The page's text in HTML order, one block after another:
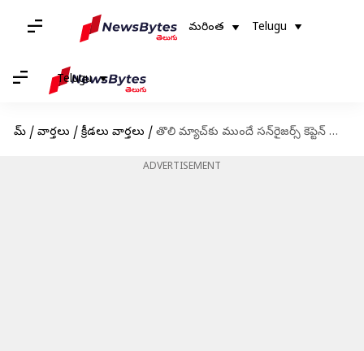
మరింత Telugu
Telugu
హోమ్ / వార్తలు / క్రీడలు వార్తలు / తొలి మ్యాచ్‌కు ముందే సన్‌రైజర్స్ కెప్టెన్ మార్పు
ADVERTISEMENT